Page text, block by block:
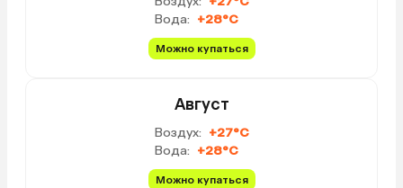
Вода: +28°C
Можно купаться
Август
Воздух: +27°C
Вода: +28°C
Можно купаться